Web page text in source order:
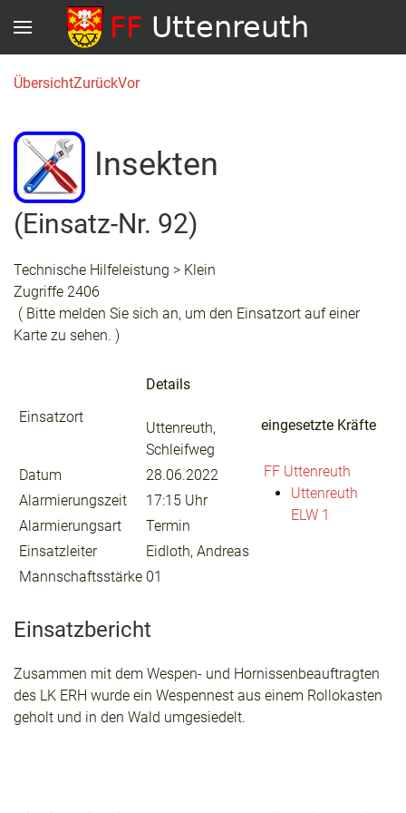
ÜbersichtZurückVor
Insekten
(Einsatz-Nr. 92)
Technische Hilfeleistung > Klein
Zugriffe 2406
( Bitte melden Sie sich an, um den Einsatzort auf einer
Karte zu sehen. )
Einsatzort
Details
Uttenreuth,
Schleifweg
Datum
28.06.2022
Alarmierungszeit
17:15 Uhr
Alarmierungsart
Termin
Einsatzleiter
Eidloth, Andreas
Mannschaftsstärke 01
eingesetzte Kräfte
FF Uttenreuth
Uttenreuth
ELW 1
Einsatzbericht
Zusammen mit dem Wespen- und Hornissenbeauftragten
des LK ERH wurde ein Wespennest aus einem Rollokasten
geholt und in den Wald umgesiedelt.